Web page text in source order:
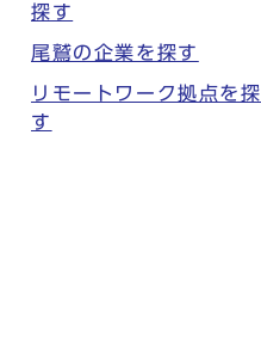
探す
尾鷲の企業を探す
リモートワーク拠点を探
す